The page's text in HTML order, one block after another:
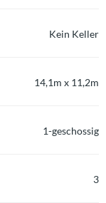
Kein Keller
14,1m x 11,2m
1-geschossig
3